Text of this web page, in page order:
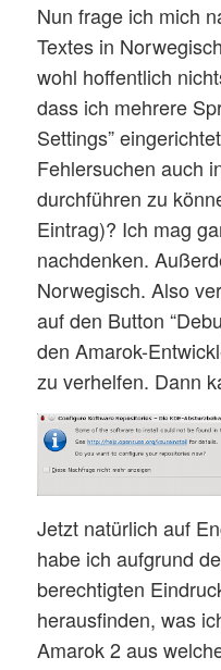
Nun frage ich mich
Textes in
wohl hoffentlich
dass ich mehrere
Settings”
Fehlersuchen auch
durchführen zu
Eintrag)? Ich mag
nachdenken.
Norwegisch. Also
auf den Button
den Amarok-
zu verhelfen. Dann
Jetzt natürlich auf
habe ich aufgrund
berechtigten
herausfinden, was
Amarok 2 aus